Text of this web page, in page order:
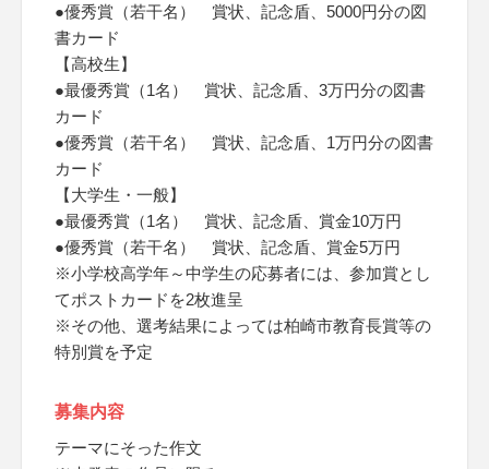
●優秀賞（若干名） 賞状、記念盾、5000円分の図
書カード
【高校生】
●最優秀賞（1名） 賞状、記念盾、3万円分の図書
カード
●優秀賞（若干名） 賞状、記念盾、1万円分の図書
カード
【大学生・一般】
●最優秀賞（1名） 賞状、記念盾、賞金10万円
●優秀賞（若干名） 賞状、記念盾、賞金5万円
※小学校高学年～中学生の応募者には、参加賞とし
てポストカードを2枚進呈
※その他、選考結果によっては柏崎市教育長賞等の
特別賞を予定
募集内容
テーマにそった作文